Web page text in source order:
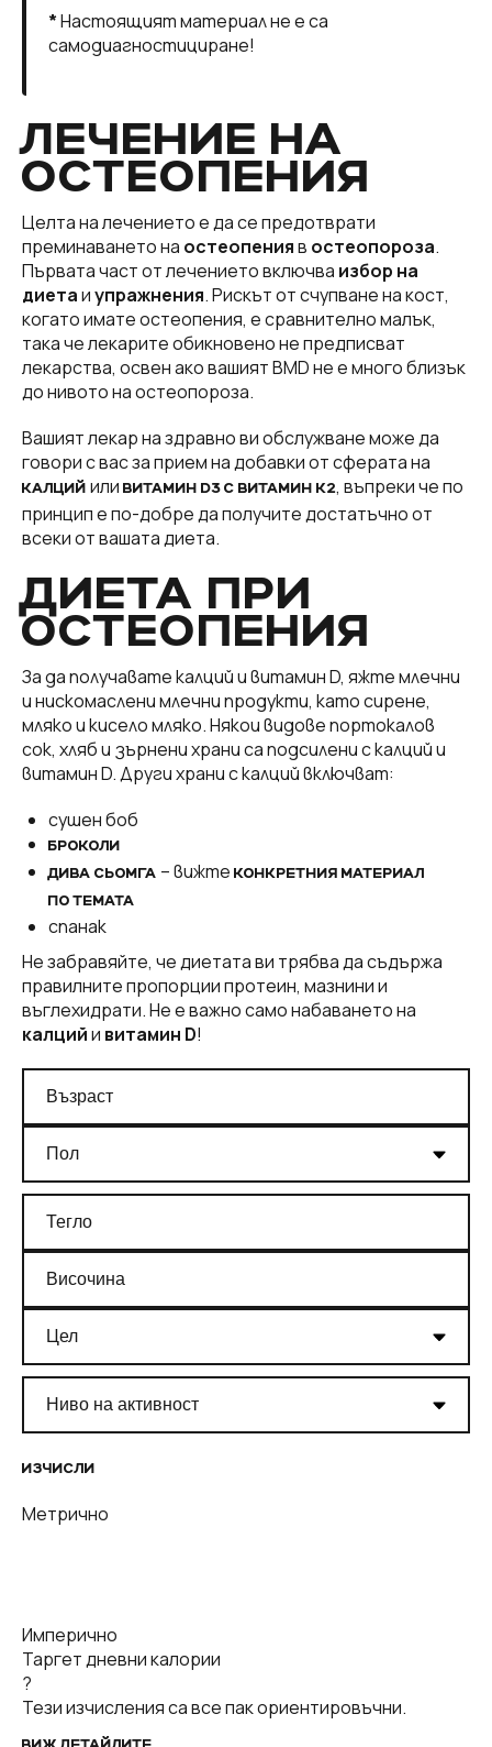
*Настоящият материал не е са
самодиагностициране!
ЛЕЧЕНИЕ НА
ОСТЕОПЕНИЯ
Целта на лечението е да се предотврати
преминаването на остеопенияв остеопороза.
Първата част от лечението включва избор на
диетаиупражнения. Рискът от счупване на кост,
когато имате остеопения, е сравнително малък,
така че лекарите обикновено не предписват
лекарства, освен ако вашият BMD не е много близък
до нивото на остеопороза.
Вашият лекар на здравно ви обслужване може да
говори с вас за прием на добавки от сферата на
КАЛЦИЙ или ВИТАМИН D3 С ВИТАМИН К2, въпреки че по
принцип е по-добре да получите достатъчно от
всеки от вашата диета.
ДИЕТА ПРИ
ОСТЕОПЕНИЯ
За да получавате калций и витамин D, яжте млечни
и нискомаслени млечни продукти, като сирене,
мляко и кисело мляко. Някои видове портокалов
сок, хляб и зърнени храни са подсилени с калций и
витамин D. Други храни с калций включват:
сушен боб
БРОКОЛИ
ДИВА СЬОМГА – вижте КОНКРЕТНИЯ МАТЕРИАЛ
ПО ТЕМАТА
спанак
Не забравяйте, че диетата ви трябва да съдържа
правилните пропорции протеин, мазнини и
въглехидрати. Не е важно само набаването на
калцийи витамин D!
ИЗЧИСЛИ
Метрично
Имперично
Таргет дневни калории
?
Тези изчисления са все пак ориентировъчни.